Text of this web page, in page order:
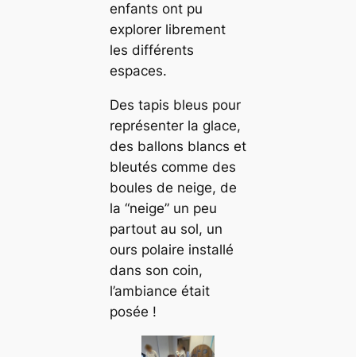
enfants ont pu
explorer librement
les différents
espaces.
Des tapis bleus pour
représenter la glace,
des ballons blancs et
bleutés comme des
boules de neige, de
la “neige” un peu
partout au sol, un
ours polaire installé
dans son coin,
l’ambiance était
posée !